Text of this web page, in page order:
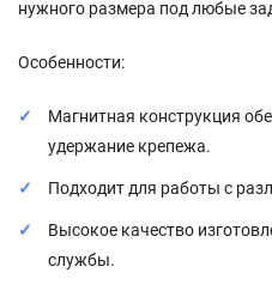
нужного размера под любые
Особенности:
Магнитная конструкция
удержание крепежа.
Подходит для работы с
Высокое качество
службы.